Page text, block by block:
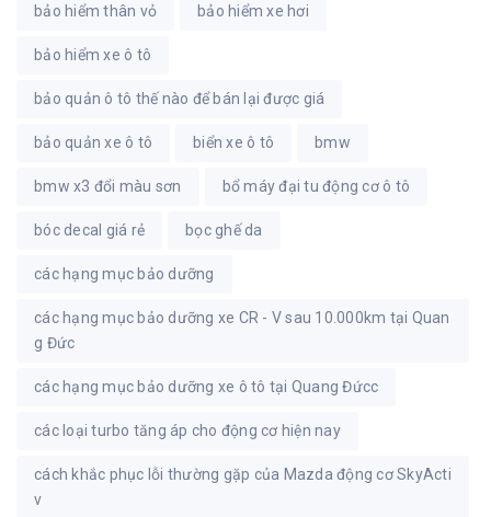
bảo hiểm thân vỏ bảo hiểm xe hơi
bảo hiểm xe ô tô
bảo quản ô tô thế nào để bán lại được giá
bảo quản xe ô tô biển xe ô tô bmw
bmw x3 đổi màu sơn bổ máy đại tu động cơ ô tô
bóc decal giá rẻ bọc ghế da
các hạng mục bảo dưỡng
các hạng mục bảo dưỡng xe CR - V sau 10.000km tại Quan
g Đức
các hạng mục bảo dưỡng xe ô tô tại Quang Đứcc
các loại turbo tăng áp cho động cơ hiện nay
cách khắc phục lỗi thường gặp của Mazda động cơ SkyActi
v